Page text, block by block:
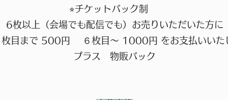
⭐︎チケットバック制
6枚以上（会場でも配信でも）お売りいただいた方に
目まで 500円 ６枚目〜 1000円 をお支払いいた
プラス 物販バック